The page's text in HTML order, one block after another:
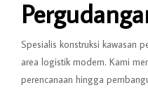
Spesialis konstruksi kawasan
area logistik modern. Kami
perencanaan hingga